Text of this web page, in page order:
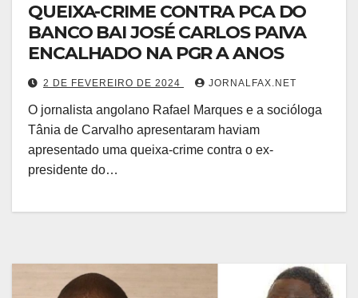
QUEIXA-CRIME CONTRA PCA DO
BANCO BAI JOSÉ CARLOS PAIVA
ENCALHADO NA PGR A ANOS
2 DE FEVEREIRO DE 2024 JORNALFAX.NET
O jornalista angolano Rafael Marques e a socióloga
Tânia de Carvalho apresentaram haviam
apresentado uma queixa-crime contra o ex-
presidente do…